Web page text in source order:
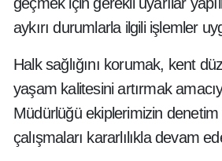
aykırı durumlarla ilgili işlemler
Halk sağlığını korumak, kent
yaşam kalitesini artırmak
Müdürlüğü ekiplerimizin denetim
çalışmaları kararlılıkla devam